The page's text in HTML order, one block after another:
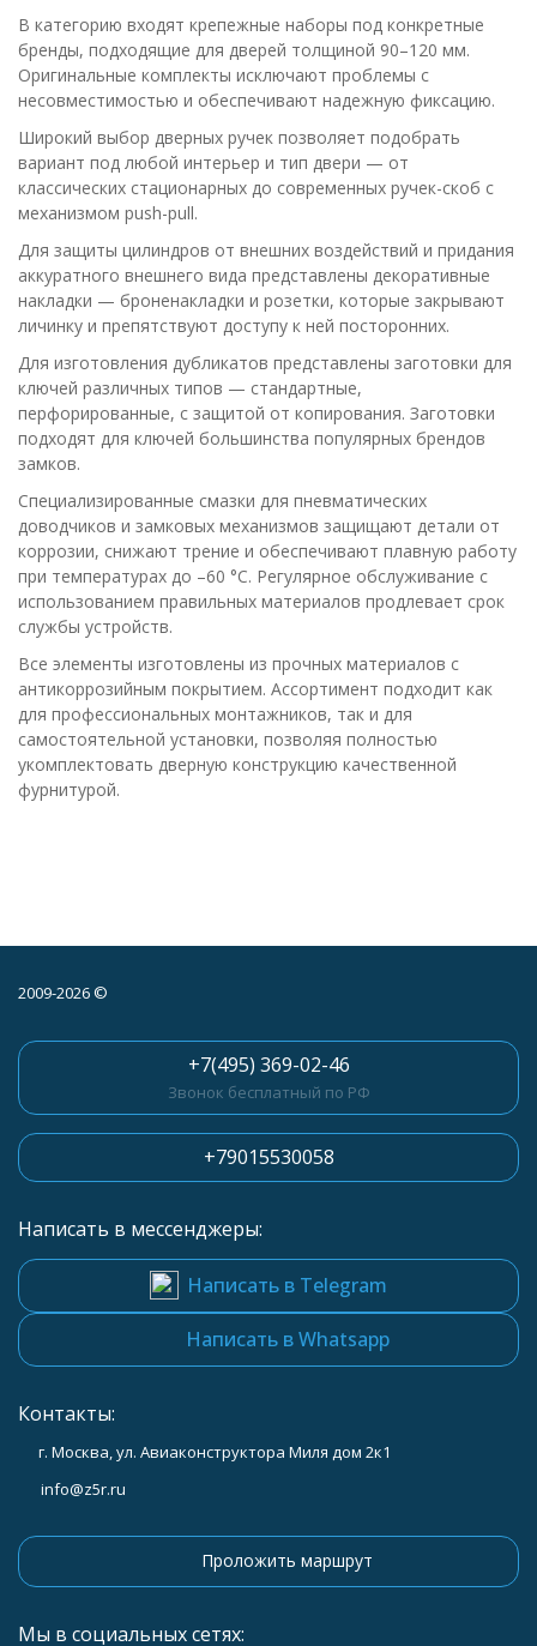
В категорию входят крепежные наборы под конкретные
бренды, подходящие для дверей толщиной 90–120 мм.
Оригинальные комплекты исключают проблемы с
несовместимостью и обеспечивают надежную фиксацию.
Широкий выбор дверных ручек позволяет подобрать
вариант под любой интерьер и тип двери — от
классических стационарных до современных ручек-скоб с
механизмом push-pull.
Для защиты цилиндров от внешних воздействий и придания
аккуратного внешнего вида представлены декоративные
накладки — броненакладки и розетки, которые закрывают
личинку и препятствуют доступу к ней посторонних.
Для изготовления дубликатов представлены заготовки для
ключей различных типов — стандартные,
перфорированные, с защитой от копирования. Заготовки
подходят для ключей большинства популярных брендов
замков.
Специализированные смазки для пневматических
доводчиков и замковых механизмов защищают детали от
коррозии, снижают трение и обеспечивают плавную работу
при температурах до –60 °С. Регулярное обслуживание с
использованием правильных материалов продлевает срок
службы устройств.
Все элементы изготовлены из прочных материалов с
антикоррозийным покрытием. Ассортимент подходит как
для профессиональных монтажников, так и для
самостоятельной установки, позволяя полностью
укомплектовать дверную конструкцию качественной
фурнитурой.
2009-2026 ©
+7(495) 369-02-46
Звонок бесплатный по РФ
+79015530058
Написать в мессенджеры:
Написать в Telegram
Написать в Whatsapp
Контакты:
г. Москва, ул. Авиаконструктора Миля дом 2к1
info@z5r.ru
Проложить маршрут
Мы в социальных сетях: